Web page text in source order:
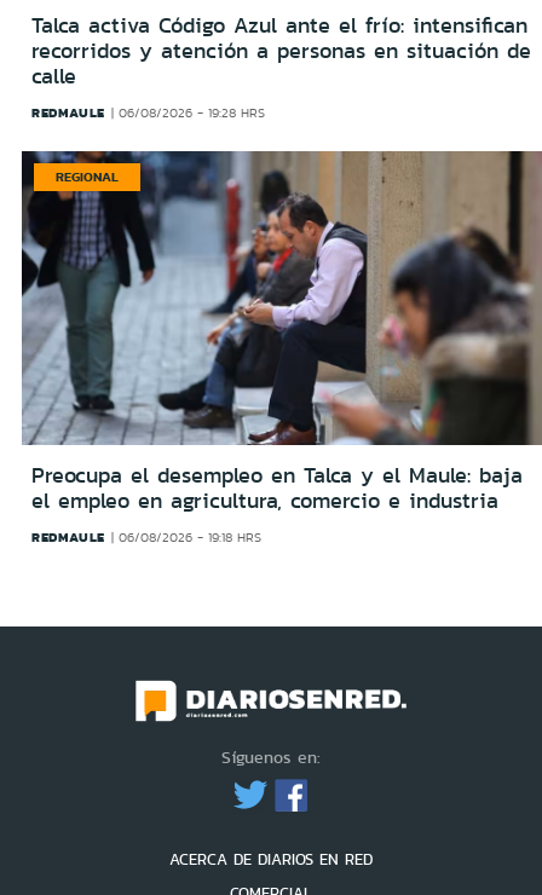
Talca activa Código Azul ante el frío: intensifican
recorridos y atención a personas en situación de
calle
REDMAULE 06/08/2026 - 19:28 HRS
REGIONAL
Preocupa el desempleo en Talca y el Maule: baja
el empleo en agricultura, comercio e industria
REDMAULE 06/08/2026 - 19:18 HRS
Síguenos en:
ACERCA DE DIARIOS EN RED